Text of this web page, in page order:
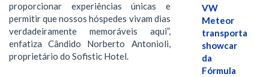
proporcionar experiências únicas e
permitir que nossos hóspedes vivam dias
verdadeiramente memoráveis aqui”,
enfatiza Cândido Norberto Antonioli,
proprietário do Sofistic Hotel.
VW
Meteor
transporta
showcar
da
Fórmula